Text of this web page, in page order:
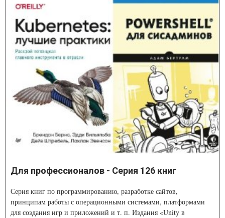
Для профессионалов - Серия 126 книг
Серия книг по программированию, разработке сайтов,
принципам работы с операционными системами, платформами
для создания игр и приложений и т. п. Издания «Unity в